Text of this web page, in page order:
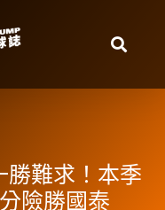
勝難求！本季
險勝國泰